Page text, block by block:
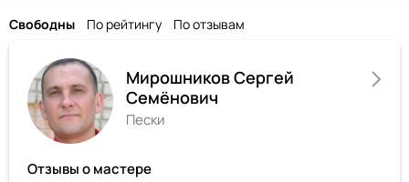
Свободны По рейтингу По отзывам
Мирошников Сергей
Семёнович
Пески
Отзывы о мастере